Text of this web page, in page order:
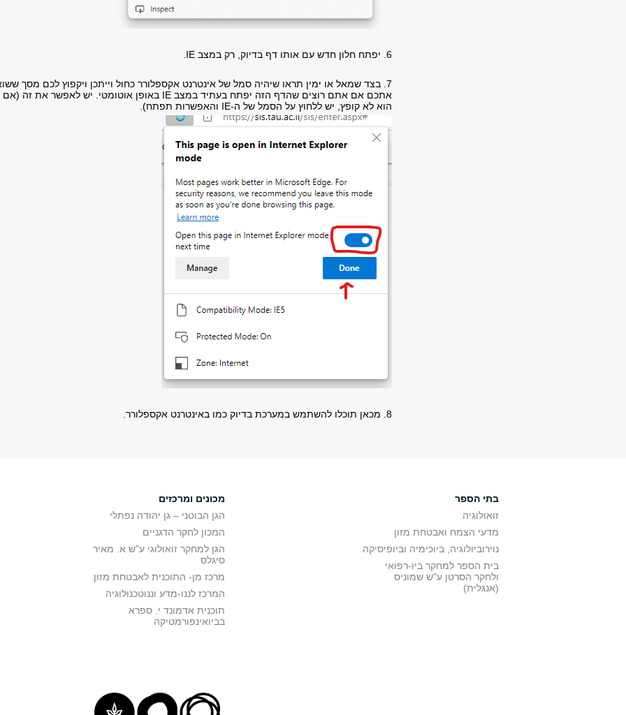
6. יפתח חלון חדש עם אותו דף בדיוק, רק במצב IE.
7. בצד שמאל או ימין תראו שיהיה סמל של אינטרנט אקספלורר כחול וייתכן ויקפוץ לכם מסך
אתכם אם אתם רוצים שהדף הזה יפתח בעתיד במצב IE באופן אוטומטי. יש לאפשר את זה (אם
הוא לא קופץ, יש ללחוץ על הסמל של ה-IE והאפשרות תפתח).
8. מכאן תוכלו להשתמש במערכת בדיוק כמו באינטרנט אקספלורר.
בתי הספר
זואולוגיה
מדעי הצמח ואבטחת מזון
נוירוביולוגיה, ביוכימיה וביופיסיקה
בית הספר למחקר ביו-רפואי
ולחקר הסרטן ע"ש שמוניס
(אנגלית)
מכונים ומרכזים
הגן הבוטני – גן יהודה נפתלי
המכון לחקר הדגניים
הגן למחקר זואולוגי ע"ש א. מאיר
סיגלס
מרכז מן- התוכנית לאבטחת מזון
המרכז לננו-מדע וננוטכנולוגיה
תוכנית אדמונד י. ספרא
בביואינפורמטיקה